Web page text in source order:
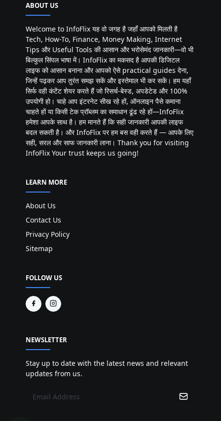
ABOUT US
Welcome to InfoFlix यह वो जगह है जहाँ आपको मिलती है
Tech, How-To, Finance, Money Making, Internet
Tips और Useful Tools की आसान और भरोसेमंद जानकारी—वो भी
बिल्कुल सिंपल भाषा में। InfoFlix का मकसद है आपकी डिजिटल
लाइफ को आसान बनाना और आपको ऐसे practical guides देना,
जिन्हें पढ़कर आप तुरंत समझ सकें और इस्तेमाल भी कर सकें। हम यहाँ
सिर्फ वही कंटेंट शेयर करते हैं जो रिसर्च-बेस्ड, अपडेटेड और 100%
उपयोगी हो। चाहे आप इंटरनेट सीख रहे हों, ऑनलाइन पैसे कमाना
चाहते हों या किसी टेक प्रॉब्लम का समाधान ढूंढ रहे हों—InfoFlix
हमेशा आपके साथ है। हम मानते हैं कि सही जानकारी आपकी लाइफ
बदल सकती है। और InfoFlix पर हम बस वही करते हैं — आपके लिए
सही, सरल और साफ जानकारी लाना। Thank you for visiting
InfoFlix Your trust keeps us going!
LEARN MORE
About Us
Contact Us
Privacy Policy
Sitemap
FOLLOW US
NEWSLETTER
Stay up to date with the latest news and relevant
updates from us.